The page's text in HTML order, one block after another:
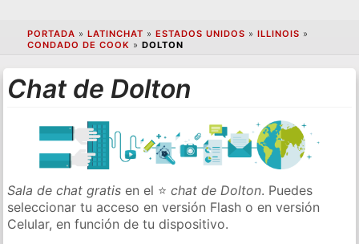
PORTADA » LATINCHAT » ESTADOS UNIDOS » ILLINOIS »
CONDADO DE COOK » DOLTON
Chat de Dolton
Sala de chat gratis en el ⭐chat de Dolton. Puedes
seleccionar tu acceso en versión Flash o en versión
Celular, en función de tu dispositivo.